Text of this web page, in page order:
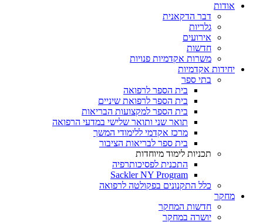
אודות
דבר הדקאנית
גלריות
אירועים
חדשות
משרות אקדמיות פנויות
יחידות אקדמיות
בתי ספר
בית הספר לרפואה
בית הספר לרפואת שיניים
בית הספר למקצועות הבריאות
תואר שני ותואר שלישי במדעי הרפואה
מרכז אקדמי ללימודי המשך
בית ספר לבריאות הציבור
תכניות לימוד מיוחדות
התכנית לפסיכותרפיה
Sackler NY Program
כלל התקנונים בפקולטה לרפואה
מחקר
חדשות המחקר
יושרה במחקר